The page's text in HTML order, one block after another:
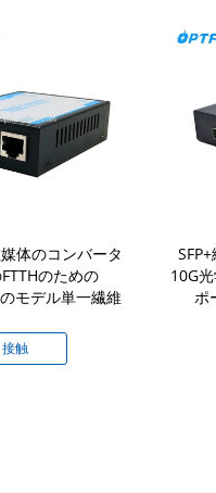
体のコンバータ
のための
モデル単一繊維
接触
10G
ポ